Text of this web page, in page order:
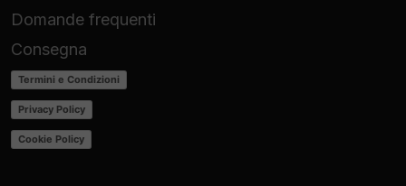
Domande frequenti
Consegna
Termini e Condizioni
Privacy Policy
Cookie Policy